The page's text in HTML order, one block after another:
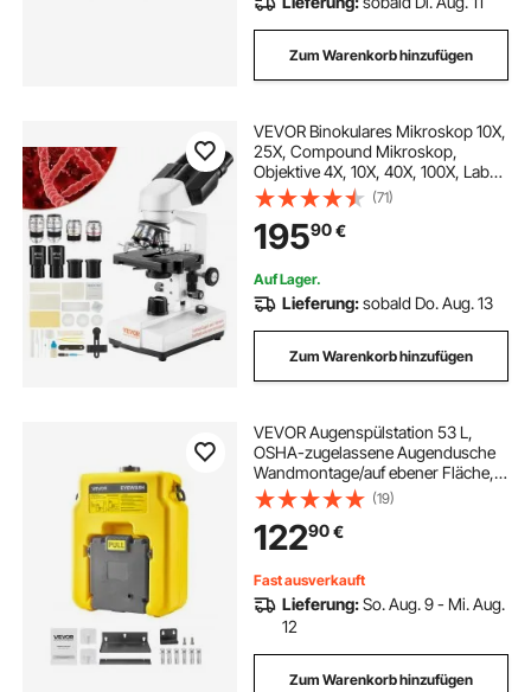
Zum Warenkorb hinzufügen
VEVOR Binokulares Mikroskop 10X,
25X, Compound Mikroskop,
Objektive 4X, 10X, 40X, 100X, Labor
Auflicht Binokulares Mikroskop
Vergrößerung 40-2500, 100–240 V
Labormikroskop
Verbundmikroskop
(71)
19590€
Auf Lager.
Lieferung:sobald Do. Aug. 13
Zum Warenkorb hinzufügen
VEVOR Augenspülstation 53 L,
OSHA-zugelassene Augendusche
Wandmontage/auf ebener Fläche,
Augenreinigungsgerät mit 2 Düsen,
Erste-Hilfe-Augenspüleinheiten für
Schulen, Labore, Fabriken, Gelb
(19)
12290€
Fast ausverkauft
Lieferung:So. Aug. 9 - Mi. Aug.
12
Zum Warenkorb hinzufügen